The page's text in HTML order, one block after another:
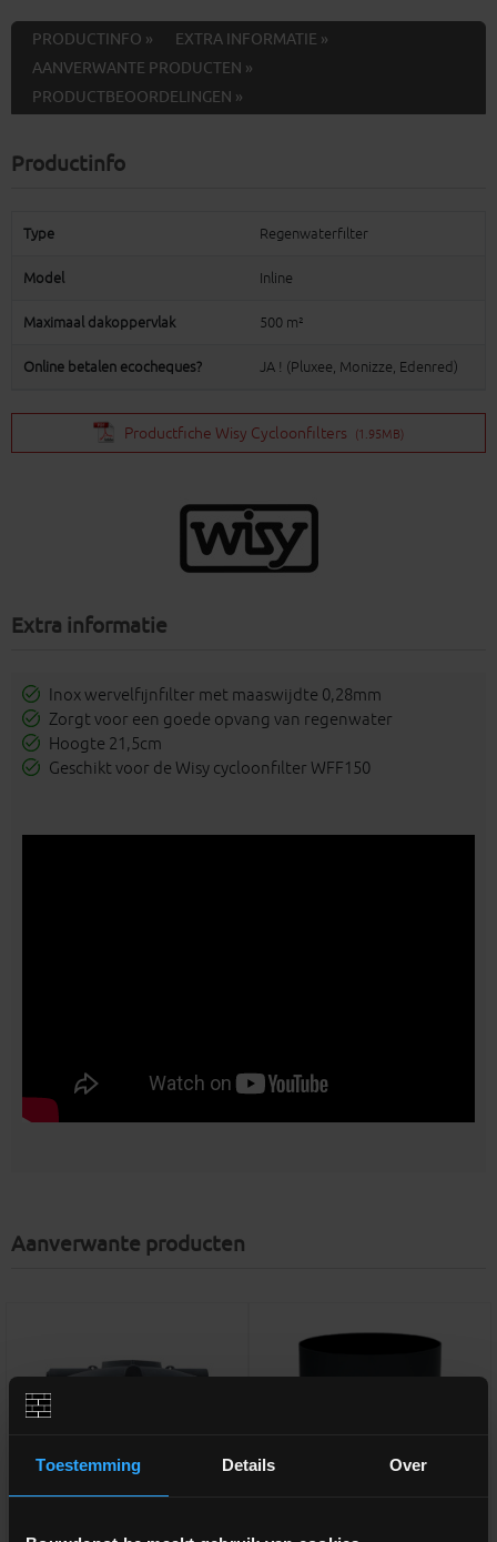
Toestemming Details Over
PRODUCTINFO »
EXTRA INFORMATIE »
AANVERWANTE PRODUCTEN »
PRODUCTBEOORDELINGEN »
Productinfo
Type Regenwaterfilter
Model Inline
Maximaal dakoppervlak 500 m²
Online betalen ecocheques? JA ! (Pluxee, Monizze, Edenred)
Productfiche Wisy Cycloonfilters (1.95MB)
Extra informatie
Inox wervelfijnfilter met maaswijdte 0,28mm
Zorgt voor een goede opvang van regenwater
Hoogte 21,5cm
Geschikt voor de Wisy cycloonfilter WFF150
Aanverwante producten